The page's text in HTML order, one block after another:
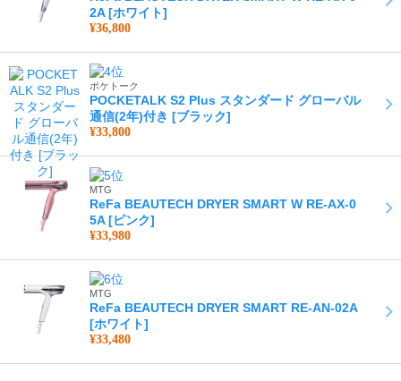
営業時間
平日は10時～18時迄営業しております。 土曜日は10時～15時迄と
2A [ホワイト]
¥36,800
ポケトーク
POCKETALK S2 Plus スタンダード グローバル
通信(2年)付き [ブラック]
¥33,800
MTG
ReFa BEAUTECH DRYER SMART W RE-AX-0
5A [ピンク]
¥33,980
MTG
ReFa BEAUTECH DRYER SMART RE-AN-02A
[ホワイト]
¥33,480